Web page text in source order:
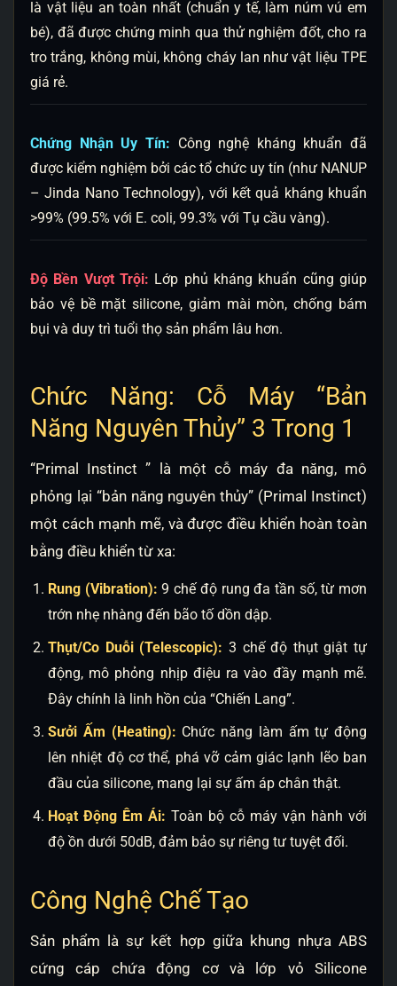
là vật liệu an toàn nhất (chuẩn y tế, làm núm vú em
bé), đã được chứng minh qua thử nghiệm đốt, cho ra
tro trắng, không mùi, không cháy lan như vật liệu TPE
giá rẻ.
Chứng Nhận Uy Tín: Công nghệ kháng khuẩn đã
được kiểm nghiệm bởi các tổ chức uy tín (như NANUP
– Jinda Nano Technology), với kết quả kháng khuẩn
>99% (99.5% với E. coli, 99.3% với Tụ cầu vàng).
Độ Bền Vượt Trội: Lớp phủ kháng khuẩn cũng giúp
bảo vệ bề mặt silicone, giảm mài mòn, chống bám
bụi và duy trì tuổi thọ sản phẩm lâu hơn.
Chức Năng: Cỗ Máy “Bản
Năng Nguyên Thủy” 3 Trong 1
“Primal Instinct ” là một cỗ máy đa năng, mô
phỏng lại “bản năng nguyên thủy” (Primal Instinct)
một cách mạnh mẽ, và được điều khiển hoàn toàn
bằng điều khiển từ xa:
Rung (Vibration): 9 chế độ rung đa tần số, từ mơn
trớn nhẹ nhàng đến bão tố dồn dập.
Thụt/Co Duỗi (Telescopic): 3 chế độ thụt giật tự
động, mô phỏng nhịp điệu ra vào đầy mạnh mẽ.
Đây chính là linh hồn của “Chiến Lang”.
Sưởi Ấm (Heating): Chức năng làm ấm tự động
lên nhiệt độ cơ thể, phá vỡ cảm giác lạnh lẽo ban
đầu của silicone, mang lại sự ấm áp chân thật.
Hoạt Động Êm Ái: Toàn bộ cỗ máy vận hành với
độ ồn dưới 50dB, đảm bảo sự riêng tư tuyệt đối.
Công Nghệ Chế Tạo
Sản phẩm là sự kết hợp giữa khung nhựa ABS
cứng cáp chứa động cơ và lớp vỏ Silicone